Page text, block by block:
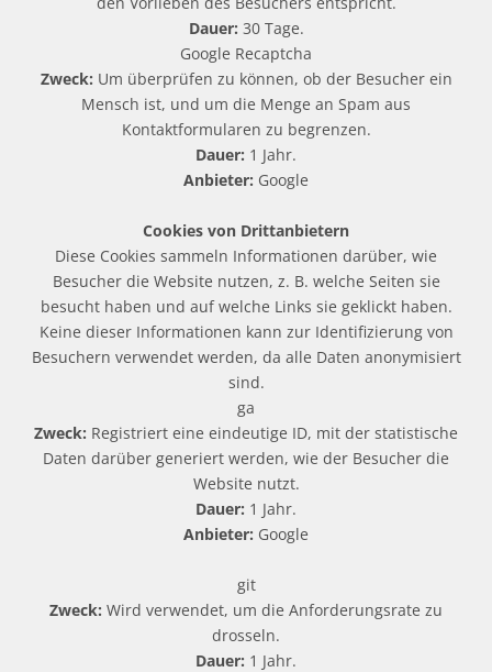
Dauer: 30 Tage.
Google Recaptcha
Zweck: Um überprüfen zu können, ob der Besucher ein
Mensch ist, und um die Menge an Spam aus
Kontaktformularen zu begrenzen.
Dauer: 1 Jahr.
Anbieter: Google
Cookies von Drittanbietern
Diese Cookies sammeln Informationen darüber, wie
Besucher die Website nutzen, z. B. welche Seiten sie
besucht haben und auf welche Links sie geklickt haben.
Keine dieser Informationen kann zur Identifizierung von
Besuchern verwendet werden, da alle Daten anonymisiert
sind.
ga
Zweck: Registriert eine eindeutige ID, mit der statistische
Daten darüber generiert werden, wie der Besucher die
Website nutzt.
Dauer: 1 Jahr.
Anbieter: Google
git
Zweck: Wird verwendet, um die Anforderungsrate zu
drosseln.
Dauer: 1 Jahr.